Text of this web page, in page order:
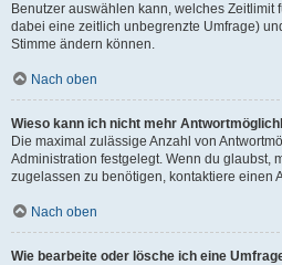
Benutzer auswählen kann, welches Zeitlimit
dabei eine zeitlich unbegrenzte Umfrage)
Stimme ändern können.
Nach oben
Wieso kann ich nicht mehr
Die maximal zulässige Anzahl von
Administration festgelegt. Wenn du glaubst,
zugelassen zu benötigen, kontaktiere einen
Nach oben
Wie bearbeite oder lösche ich eine